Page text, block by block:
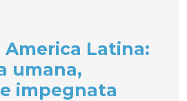
America Latina:
umana,
impegnata